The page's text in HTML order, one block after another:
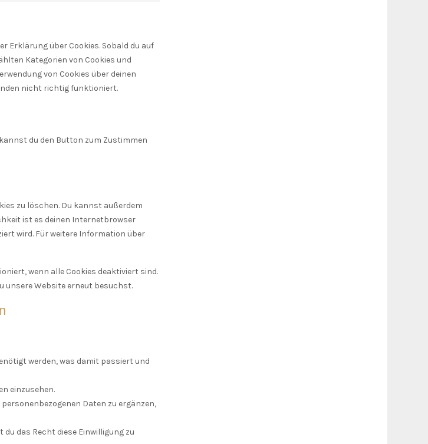
manager
sonstiges
Erklärung über Cookies. Sobald du auf
Kategorien von Cookies und
von Cookies über deinen
nicht richtig funktioniert.
du den Button zum Zustimmen
zu löschen. Du kannst außerdem
ist es deinen Internetbrowser
wird. Für weitere Information über
wenn alle Cookies deaktiviert sind.
unsere Website erneut besuchst.
werden, was damit passiert und
einzusehen.
Daten zu ergänzen,
das Recht diese Einwilligung zu